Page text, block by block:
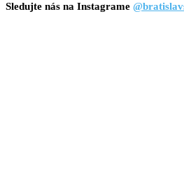
Sledujte nás na Instagrame